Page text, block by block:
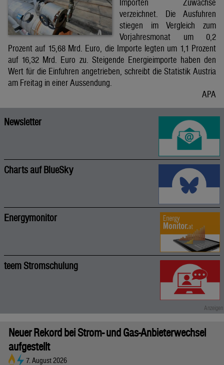
Importen Zuwächse
verzeichnet. Die Ausfuhren
stiegen im Vergleich zum
Vorjahresmonat um 0,2
Prozent auf 15,68 Mrd. Euro, die Importe legten um 1,1 Prozent
auf 16,32 Mrd. Euro zu. Steigende Energieimporte haben den
Wert für die Einfuhren angetrieben, schreibt die Statistik Austria
am Freitag in einer Aussendung.
APA
Newsletter
Charts auf BlueSky
Energymonitor
teem Stromschulung
Neuer Rekord bei Strom- und Gas-Anbieterwechsel
aufgestellt
7. August 2026